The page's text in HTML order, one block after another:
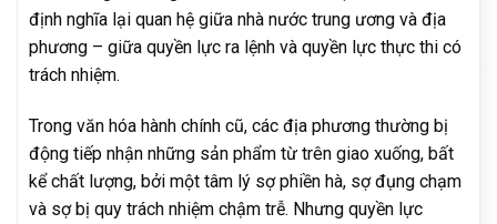
định nghĩa lại quan hệ giữa nhà nước trung ương và địa
phương – giữa quyền lực ra lệnh và quyền lực thực thi có
trách nhiệm.
Trong văn hóa hành chính cũ, các địa phương thường bị
động tiếp nhận những sản phẩm từ trên giao xuống, bất
kể chất lượng, bởi một tâm lý sợ phiền hà, sợ đụng chạm
và sợ bị quy trách nhiệm chậm trễ. Nhưng quyền lực